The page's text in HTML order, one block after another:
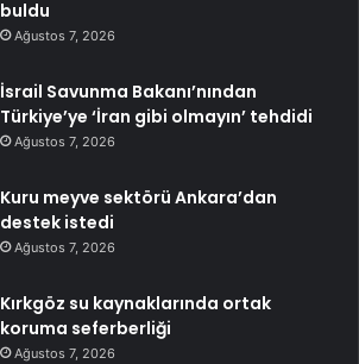
buldu
Ağustos 7, 2026
İsrail Savunma Bakanı’nından
Türkiye’ye ‘İran gibi olmayın’ tehdidi
Ağustos 7, 2026
Kuru meyve sektörü Ankara’dan
destek istedi
Ağustos 7, 2026
Kırkgöz su kaynaklarında ortak
koruma seferberliği
Ağustos 7, 2026